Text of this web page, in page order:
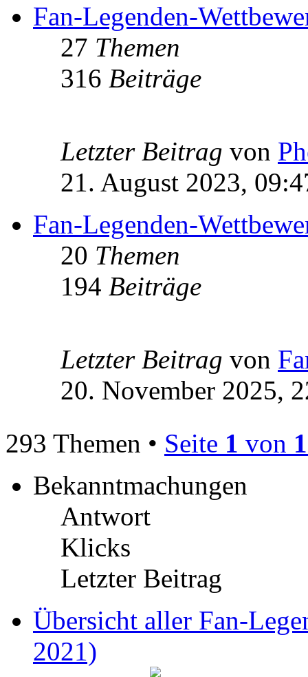
Fan-Legenden-
27 Themen
316 Beiträge
Letzter Beitrag von
21. August 2023,
Fan-Legenden-
20 Themen
194 Beiträge
Letzter Beitrag von
20. November 2025,
293 Themen • Seite 1 von
Bekanntmachungen
Antwort
Klicks
Letzter Beitrag
Übersicht aller Fan-
2021)